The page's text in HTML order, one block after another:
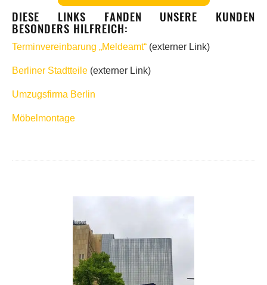
DIESE LINKS FANDEN UNSERE KUNDEN
BESONDERS HILFREICH:
Terminvereinbarung „Meldeamt“ (externer Link)
Berliner Stadtteile (externer Link)
Umzugsfirma Berlin
Möbelmontage